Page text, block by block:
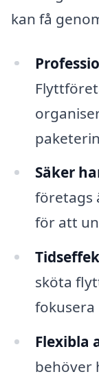
kan få
Säker
företags
för att
sköta
fokusera
Flexibla
behöver